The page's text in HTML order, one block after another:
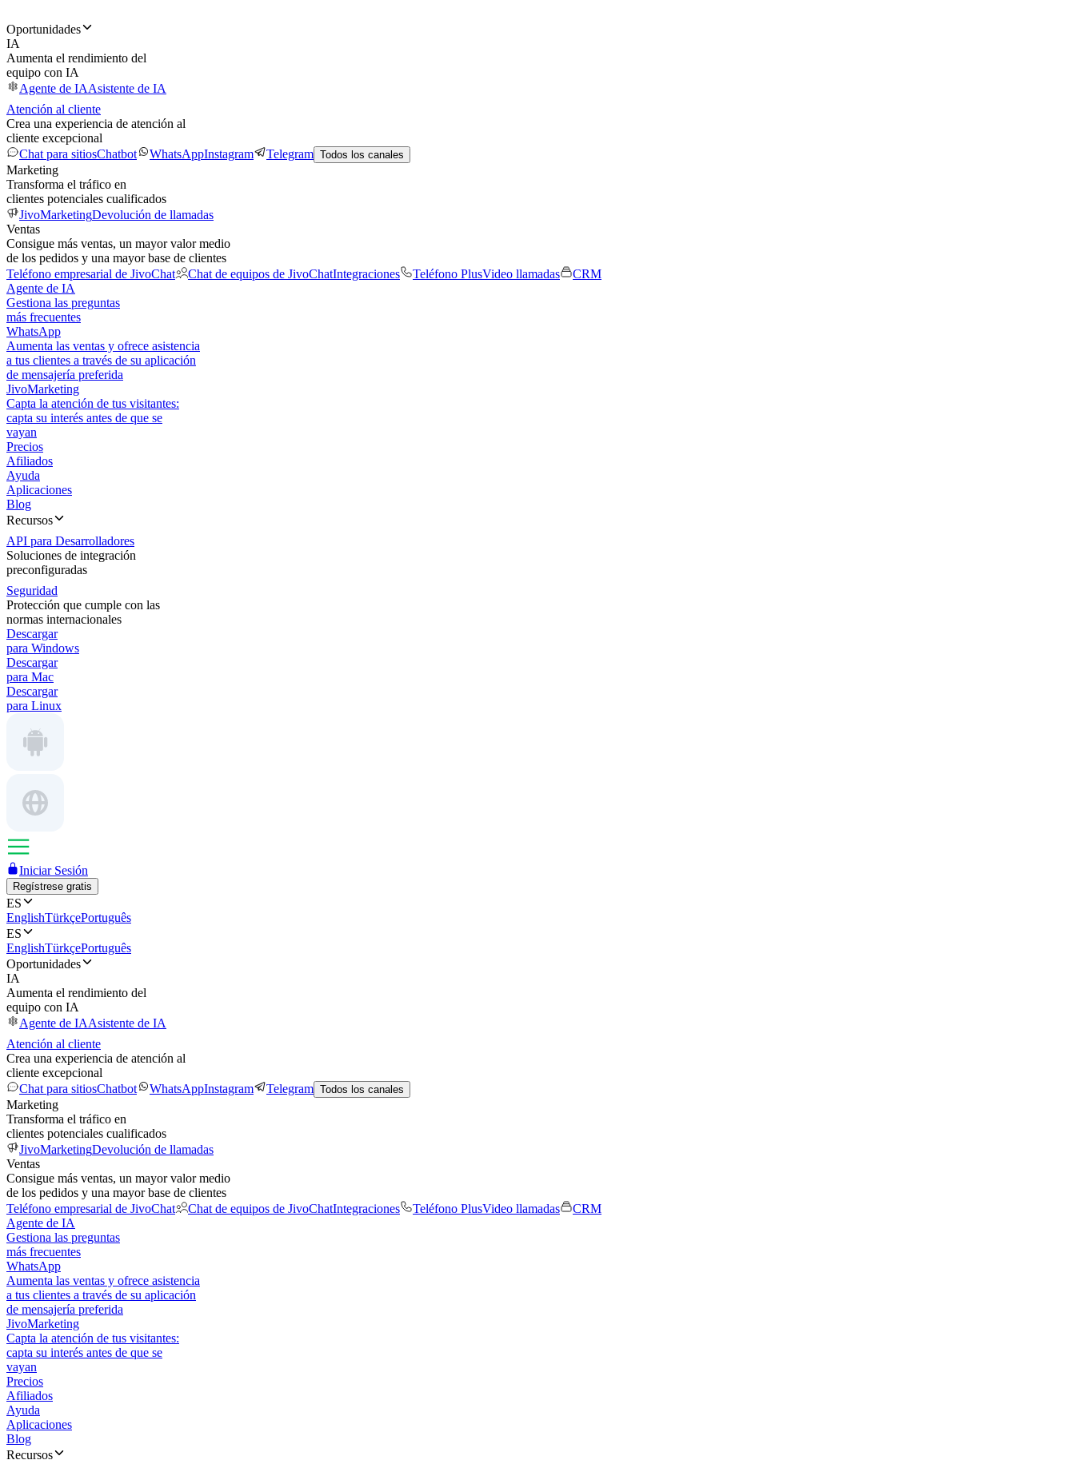
Oportunidades
IA
Aumenta el rendimiento del
equipo con IA
Agente de IAAsistente de IA
Atención al cliente
Crea una experiencia de atención al
cliente excepcional
Chat para sitiosChatbot WhatsAppInstagram Telegram Todos los canales
Marketing
Transforma el tráfico en
clientes potenciales cualificados
JivoMarketingDevolución de llamadas
Ventas
Consigue más ventas, un mayor valor medio
de los pedidos y una mayor base de clientes
Teléfono empresarial de JivoChat
Chat de equipos de JivoChatIntegraciones Teléfono PlusVideo llamadas
CRM
Agente de IA
Gestiona las preguntas
más frecuentes
WhatsApp
Aumenta las ventas y ofrece asistencia
a tus clientes a través de su aplicación
de mensajería preferida
JivoMarketing
Capta la atención de tus visitantes:
capta su interés antes de que se
vayan
Precios
Afiliados
Ayuda
Aplicaciones
Blog
Recursos
API para Desarrolladores
Soluciones de integración
preconfiguradas
Seguridad
Protección que cumple con las
normas internacionales
Descargar
para Windows
Descargar
para Mac
Descargar
para Linux
Iniciar Sesión
Regístrese gratis
ES
EnglishTürkçePortuguês
ES
EnglishTürkçePortuguês
Oportunidades
IA
Aumenta el rendimiento del
equipo con IA
Agente de IAAsistente de IA
Atención al cliente
Crea una experiencia de atención al
cliente excepcional
Chat para sitiosChatbot WhatsAppInstagram Telegram Todos los canales
Marketing
Transforma el tráfico en
clientes potenciales cualificados
JivoMarketingDevolución de llamadas
Ventas
Consigue más ventas, un mayor valor medio
de los pedidos y una mayor base de clientes
Teléfono empresarial de JivoChat
Chat de equipos de JivoChatIntegraciones Teléfono PlusVideo llamadas
CRM
Agente de IA
Gestiona las preguntas
más frecuentes
WhatsApp
Aumenta las ventas y ofrece asistencia
a tus clientes a través de su aplicación
de mensajería preferida
JivoMarketing
Capta la atención de tus visitantes:
capta su interés antes de que se
vayan
Precios
Afiliados
Ayuda
Aplicaciones
Blog
Recursos